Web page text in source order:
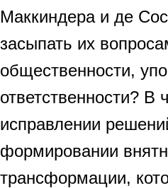
Маккиндера и де
засыпать их
общественности,
ответственности? В
исправлении
формировании
трансформации,